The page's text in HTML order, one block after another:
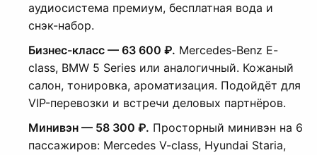
аудиосистема премиум, бесплатная вода и
снэк-набор.
Бизнес-класс — 63 600 ₽. Mercedes-Benz E-
class, BMW 5 Series или аналогичный. Кожаный
салон, тонировка, ароматизация. Подойдёт для
VIP-перевозки и встречи деловых партнёров.
Минивэн — 58 300 ₽. Просторный минивэн на 6
пассажиров: Mercedes V-class, Hyundai Staria,